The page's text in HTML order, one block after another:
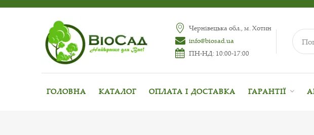
Чернівецька обл., м. Хотин
info@biosad.ua
ПН-НД: 10:00-17:00
ГОЛОВНА КАТАЛОГ ОПЛАТА І ДОСТАВКА ГАРАНТІЇ